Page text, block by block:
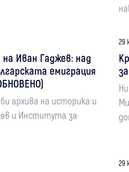
на Иван Гаджев: над
емиграция
архива на историка и
и Института за
29
29